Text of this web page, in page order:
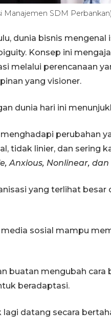
Manajemen SDM
dunia bisnis
Konsep ini
melalui perencanaan
yang visioner.
dunia hari ini
perubahan
tidak linier, dan sering
Anxious, Nonlinear,
yang terlihat
sosial mampu
buatan mengubah
beradaptasi.
datang secara